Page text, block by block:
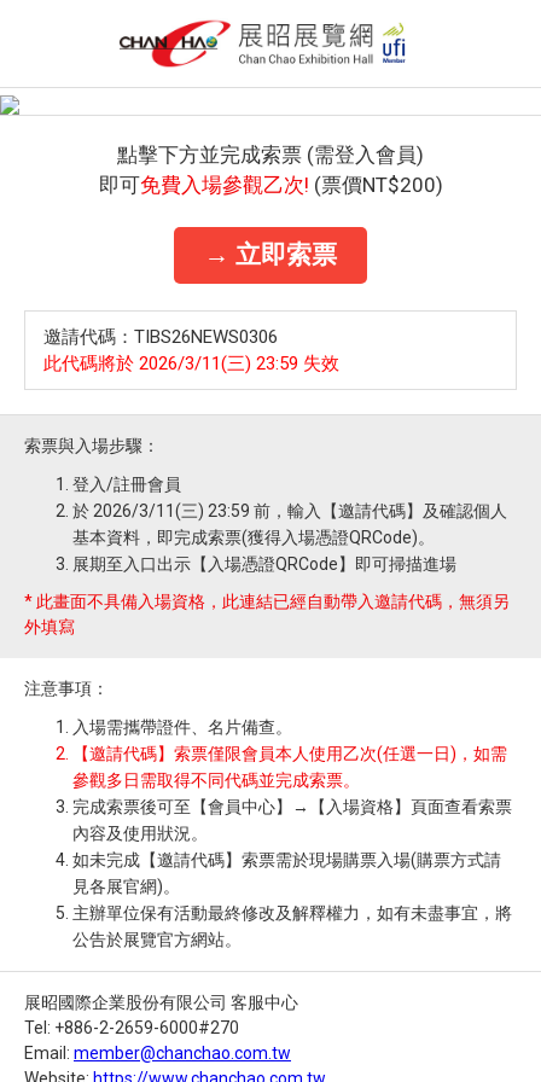
點擊下方並完成索票 (需登入會員)
即可免費入場參觀乙次! (票價NT$200)
→ 立即索票
邀請代碼：TIBS26NEWS0306
此代碼將於 2026/3/11(三) 23:59 失效
索票與入場步驟：
登入/註冊會員
於 2026/3/11(三) 23:59 前，輸入【邀請代碼】及確認個人
基本資料，即完成索票(獲得入場憑證QRCode)。
展期至入口出示【入場憑證QRCode】即可掃描進場
* 此畫面不具備入場資格，此連結已經自動帶入邀請代碼，無須另
外填寫
注意事項：
入場需攜帶證件、名片備查。
【邀請代碼】索票僅限會員本人使用乙次(任選一日)，如需
參觀多日需取得不同代碼並完成索票。
完成索票後可至【會員中心】→【入場資格】頁面查看索票
內容及使用狀況。
如未完成【邀請代碼】索票需於現場購票入場(購票方式請
見各展官網)。
主辦單位保有活動最終修改及解釋權力，如有未盡事宜，將
公告於展覽官方網站。
展昭國際企業股份有限公司 客服中心
Tel: +886-2-2659-6000#270
Email: member@chanchao.com.tw
Website: https://www.chanchao.com.tw